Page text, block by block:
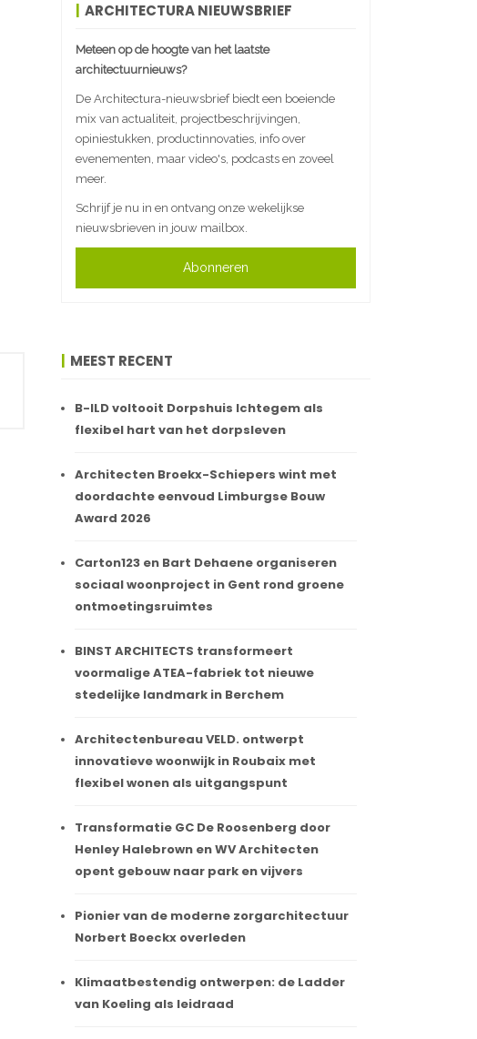
ARCHITECTURA NIEUWSBRIEF
Meteen op de hoogte van het laatste
architectuurnieuws?
De Architectura-nieuwsbrief biedt een boeiende
mix van actualiteit, projectbeschrijvingen,
opiniestukken, productinnovaties, info over
evenementen, maar video's, podcasts en zoveel
meer.
Schrijf je nu in en ontvang onze wekelijkse
nieuwsbrieven in jouw mailbox.
Abonneren
MEEST RECENT
B-ILD voltooit Dorpshuis Ichtegem als
flexibel hart van het dorpsleven
Architecten Broekx-Schiepers wint met
doordachte eenvoud Limburgse Bouw
Award 2026
Carton123 en Bart Dehaene organiseren
sociaal woonproject in Gent rond groene
ontmoetingsruimtes
BINST ARCHITECTS transformeert
voormalige ATEA-fabriek tot nieuwe
stedelijke landmark in Berchem
Architectenbureau VELD. ontwerpt
innovatieve woonwijk in Roubaix met
flexibel wonen als uitgangspunt
Transformatie GC De Roosenberg door
Henley Halebrown en WV Architecten
opent gebouw naar park en vijvers
Pionier van de moderne zorgarchitectuur
Norbert Boeckx overleden
Klimaatbestendig ontwerpen: de Ladder
van Koeling als leidraad